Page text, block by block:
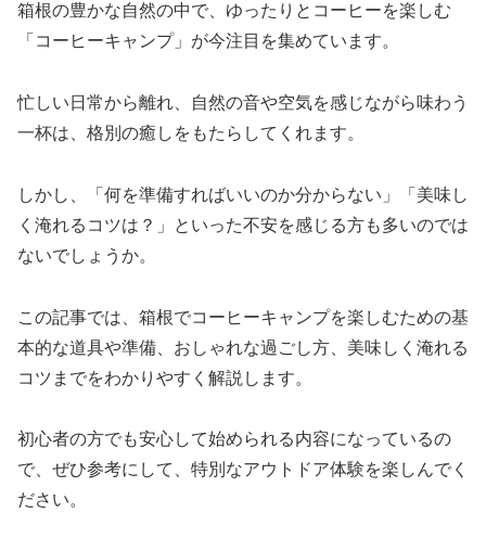
箱根の豊かな自然の中で、ゆったりとコーヒーを楽しむ
「コーヒーキャンプ」が今注目を集めています。
忙しい日常から離れ、自然の音や空気を感じながら味わう
一杯は、格別の癒しをもたらしてくれます。
しかし、「何を準備すればいいのか分からない」「美味し
く淹れるコツは？」といった不安を感じる方も多いのでは
ないでしょうか。
この記事では、箱根でコーヒーキャンプを楽しむための基
本的な道具や準備、おしゃれな過ごし方、美味しく淹れる
コツまでをわかりやすく解説します。
初心者の方でも安心して始められる内容になっているの
で、ぜひ参考にして、特別なアウトドア体験を楽しんでく
ださい。